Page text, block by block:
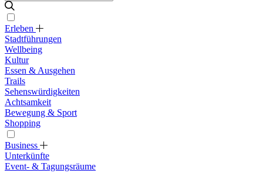
Erleben
Stadtführungen
Wellbeing
Kultur
Essen & Ausgehen
Trails
Sehenswürdigkeiten
Achtsamkeit
Bewegung & Sport
Shopping
Business
Unterkünfte
Event- & Tagungsräume